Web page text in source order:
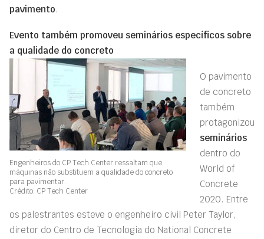
pavimento.
Evento também promoveu seminários específicos sobre
a qualidade do concreto
Engenheiros do CP Tech Center ressaltam que
máquinas não substituem a qualidade do concreto
para pavimentar.
Crédito: CP Tech Center
O pavimento
de concreto
também
protagonizou
seminários
dentro do
World of
Concrete
2020. Entre
os palestrantes esteve o engenheiro civil Peter Taylor,
diretor do Centro de Tecnologia do National Concrete